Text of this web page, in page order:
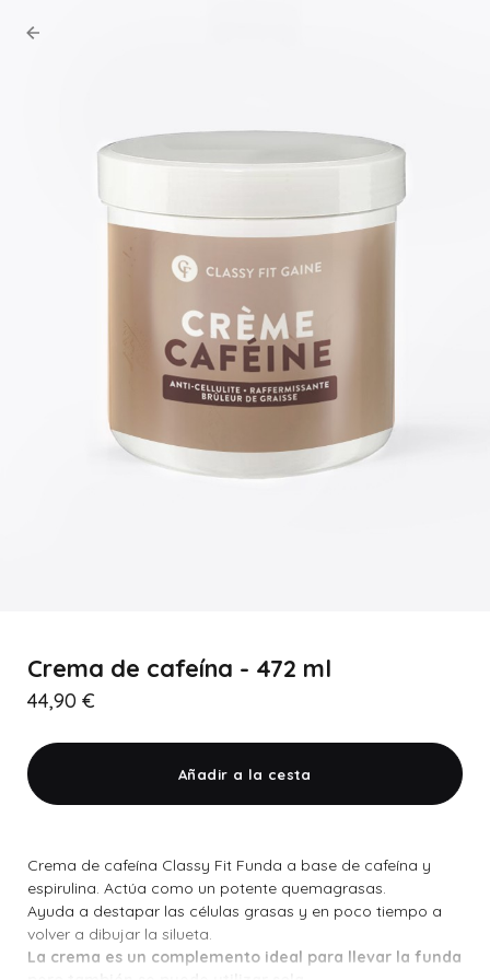
Crema de cafeína - 472 ml
44,90 €
Añadir a la cesta
Crema de cafeína Classy Fit Funda a base de cafeína y
espirulina. Actúa como un potente quemagrasas.
Ayuda a destapar las células grasas y en poco tiempo a
volver a dibujar la silueta.
La crema es un complemento ideal para llevar la funda